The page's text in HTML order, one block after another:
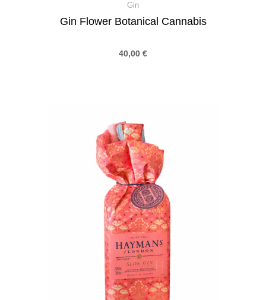
Gin
Gin Flower Botanical Cannabis
40,00 €